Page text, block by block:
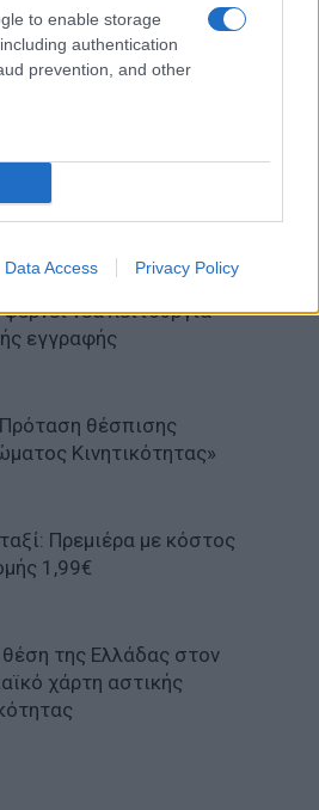
to enable storage
authentication
prevention, and other
Data Access Privacy Policy
ΔΗΜΙΟΥΡΓΟ
Κρήτης δημιούργησε
διαμοιρασμού διαδρομών
– Visa: Eπιβράβευση έως
μήνα για τη φόρτιση EV
νέα λειτουργία
εγγραφής
θέσπισης
Κινητικότητας»
Πρεμιέρα με κόστος
1,99€
της Ελλάδας στον
χάρτη αστικής